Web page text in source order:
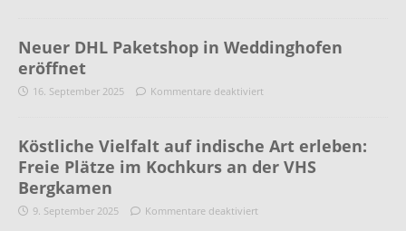
Neuer DHL Paketshop in Weddinghofen
eröffnet
16. September 2025 Kommentare deaktiviert
Köstliche Vielfalt auf indische Art erleben:
Freie Plätze im Kochkurs an der VHS
Bergkamen
9. September 2025 Kommentare deaktiviert